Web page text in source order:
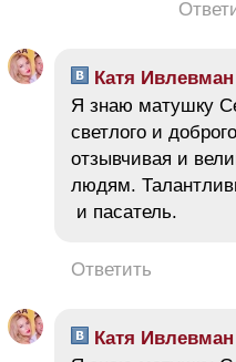
Катя Ивлевман
Я знаю матушку
светлого и
отзывчивая и
людям.
и пасатель.
Ответить
Катя Ивлевман